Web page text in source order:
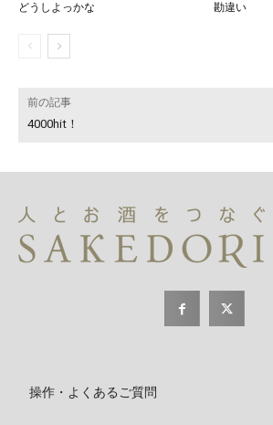
どうしよっかな
勘違い
前の記事
4000hit！
操作・よくあるご質問